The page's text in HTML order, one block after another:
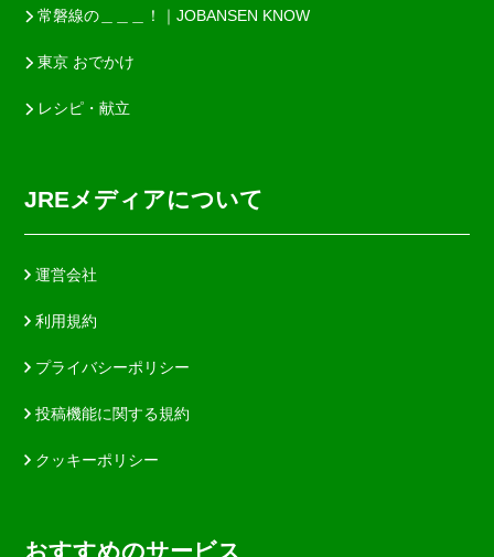
常磐線の＿＿＿！｜JOBANSEN KNOW
東京 おでかけ
レシピ・献立
JREメディアについて
運営会社
利用規約
プライバシーポリシー
投稿機能に関する規約
クッキーポリシー
おすすめのサービス